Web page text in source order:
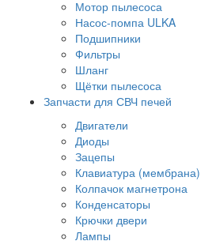
Мотор пылесоса
Насос-помпа ULKA
Подшипники
Фильтры
Шланг
Щётки пылесоса
Запчасти для СВЧ печей
Двигатели
Диоды
Зацепы
Клавиатура (мембрана)
Колпачок магнетрона
Конденсаторы
Крючки двери
Лампы